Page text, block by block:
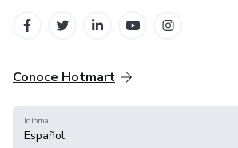
Conoce Hotmart
Idioma
Español